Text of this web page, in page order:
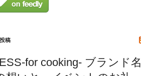
稿
for cooking- ブランド名